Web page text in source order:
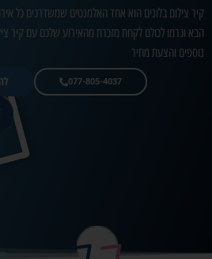
קיר צילום בלונים הוא אחד האלמנטים שמשדרגים כל
הבא וגרמו לכולם לקחת מזכרת מהאירוע שלכם עם קיר
נוספים והצעת מחיר
077-805-4037